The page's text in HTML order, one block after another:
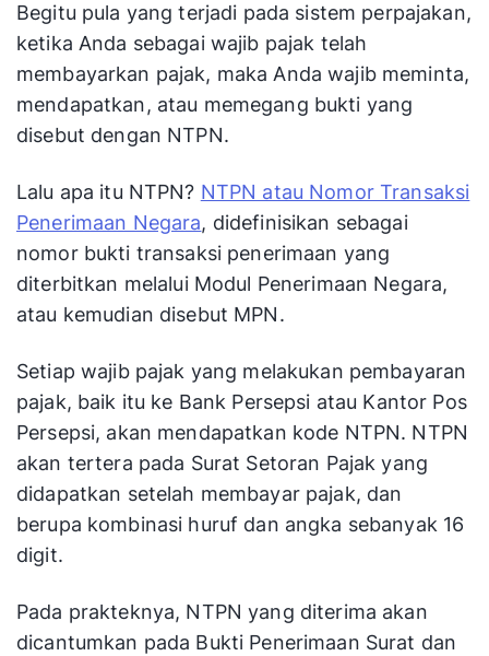
Begitu pula yang terjadi pada sistem perpajakan,
ketika Anda sebagai wajib pajak telah
membayarkan pajak, maka Anda wajib meminta,
mendapatkan, atau memegang bukti yang
disebut dengan NTPN.
Lalu apa itu NTPN? NTPN atau Nomor Transaksi
Penerimaan Negara, didefinisikan sebagai
nomor bukti transaksi penerimaan yang
diterbitkan melalui Modul Penerimaan Negara,
atau kemudian disebut MPN.
Setiap wajib pajak yang melakukan pembayaran
pajak, baik itu ke Bank Persepsi atau Kantor Pos
Persepsi, akan mendapatkan kode NTPN. NTPN
akan tertera pada Surat Setoran Pajak yang
didapatkan setelah membayar pajak, dan
berupa kombinasi huruf dan angka sebanyak 16
digit.
Pada prakteknya, NTPN yang diterima akan
dicantumkan pada Bukti Penerimaan Surat dan